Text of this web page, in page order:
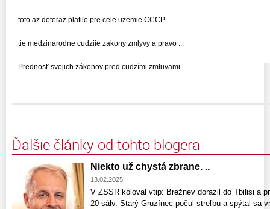
toto az doteraz platilo pre cele uzemie CCCP ...
tie medzinarodne cudziie zakony zmlyvy a pravo ...
Prednosť svojich zákonov pred cudzími zmluvami ...
Ďalšie články od tohto blogera
Niekto už chystá zbrane. ..
13.02.2025
V ZSSR koloval vtip: Brežnev dorazil do Tbilisi a
20 sálv. Starý Gruzínec počul streľbu a spýtal sa